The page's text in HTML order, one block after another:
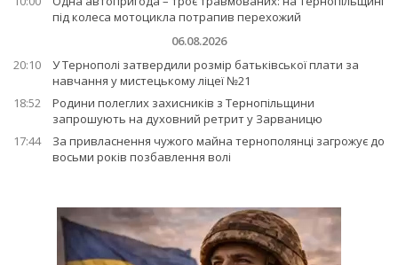
під колеса мотоцикла потрапив перехожий
06.08.2026
20:10
У Тернополі затвердили розмір батьківської плати за
навчання у мистецькому ліцеї №21
18:52
Родини полеглих захисників з Тернопільщини
запрошують на духовний ретрит у Зарваницю
17:44
За привласнення чужого майна тернополянці загрожує до
восьми років позбавлення волі